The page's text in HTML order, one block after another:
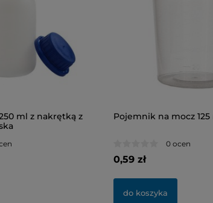
ml z nakrętką z
Pojemnik na mocz
0 ocen
0,59 zł
do koszyka